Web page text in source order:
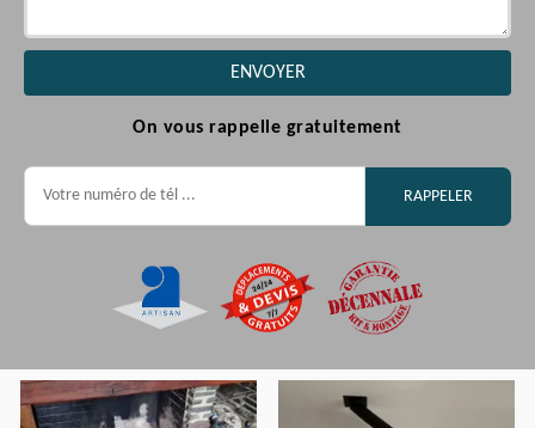
On vous rappelle gratuitement